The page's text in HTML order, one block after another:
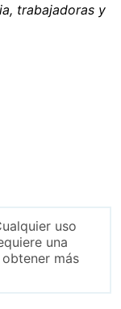
trabajadoras y
uso
una
más